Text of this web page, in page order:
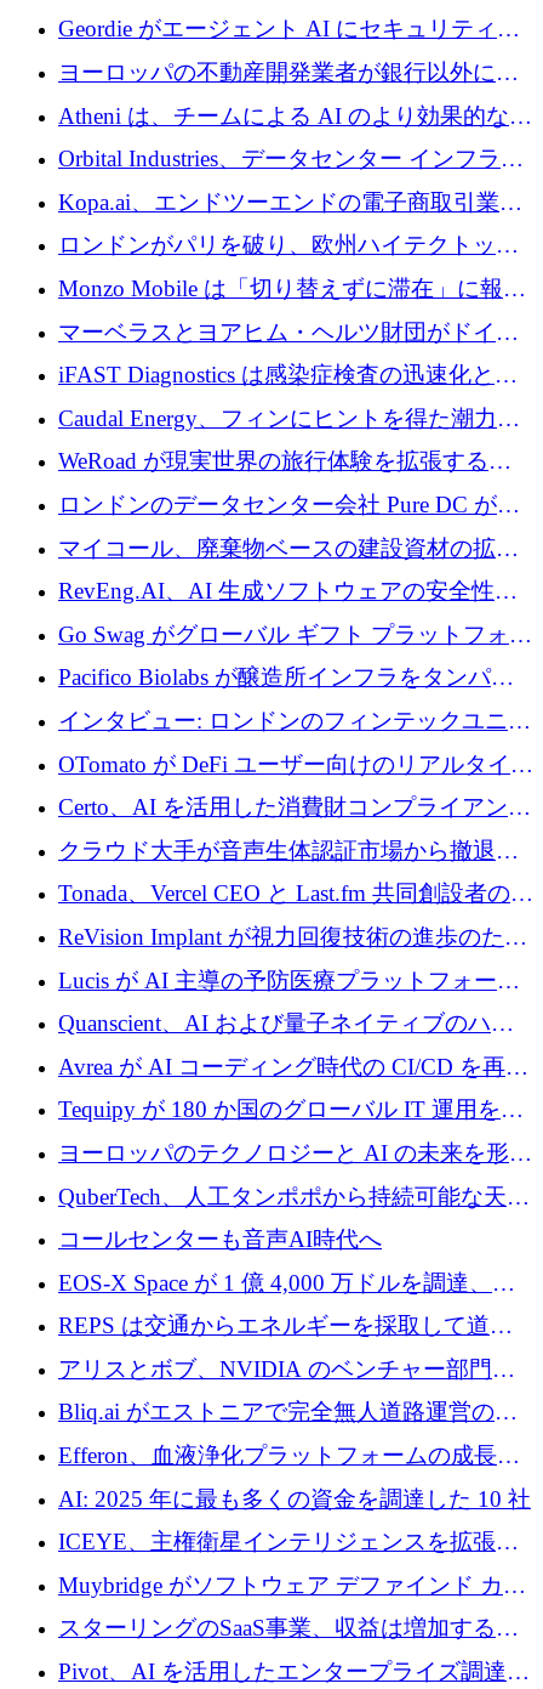
収、チェックアウト時にクレジットを提供
Geordie がエージェント AI にセキュリティと
ガバナンスをもたらすために 3,000 万ドルを
ヨーロッパの不動産開発業者が銀行以外にも
目を向けているため、InRentoの資金調達額は
1億ユーロを突破
Atheni は、チームによる AI のより効果的な使
用を支援するために 35 万ポンドを確保
Orbital Industries、データセンター インフラス
トラクチャ システムの拡張に 5,000 万ドルを
確保
Kopa.ai、エンドツーエンドの電子商取引業務
用の AI エージェントを構築するために 200
ロンドンがパリを破り、欧州ハイテクトップ
の座を奪還
Monzo Mobile は「切り替えずに滞在」に報酬
を与える
マーベラスとヨアヒム・ヘルツ財団がドイツ
の商業化ギャップを埋めるために2,000万ユー
ロのディープテック基金を立ち上げる
iFAST Diagnostics は感染症検査の迅速化と抗
菌薬耐性への取り組みに 500 万ポンドを寄付
Caudal Energy、フィンにヒントを得た潮力発
電技術の規模拡大に向けて 430 万ポンドを調
WeRoad が現実世界の旅行体験を拡張するた
めに 5,800 万ドルを獲得
ロンドンのデータセンター会社 Pure DC が欧
州と中東の拡張に 27 億ドルを確保
マイコール、廃棄物ベースの建設資材の拡大
に400万ポンドを投資
RevEng.AI、AI 生成ソフトウェアの安全性を
確保するために 1,500 万ドルを調達
Go Swag がグローバル ギフト プラットフォー
ムを拡大するために 500 万ドルを調達
Pacifico Biolabs が醸造所インフラをタンパク
質生産に転換するために 700 万ユーロを調達
インタビュー: ロンドンのフィンテックユニコ
ーン Tide の CEO、オリバー・プリル氏
OTomato が DeFi ユーザー向けのリアルタイム
インテリジェンス レイヤーを構築するために
Improbable から 200 万ドルを調達
Certo、AI を活用した消費財コンプライアンス
プラットフォームのために 400 万ドルを調達
クラウド大手が音声生体認証市場から撤退す
るなか、Voxmindが54万6,000ポンドのプレシ
ード資金を調達
Tonada、Vercel CEO と Last.fm 共同創設者の支
援を受けてステルス撤退
ReVision Implant が視力回復技術の進歩のため
に 400 万ユーロを確保
Lucis が AI 主導の予防医療プラットフォーム
を拡大するためにシリーズ A で 2,000 万ドル
を調達
Quanscient、AI および量子ネイティブのハー
ドウェア エンジニアリングを推進するために
1,000 万ユーロを調達
Avrea が AI コーディング時代の CI/CD を再発
明するために 470 万ドルをかけてステルスか
ら浮上
Tequipy が 180 か国のグローバル IT 運用を自
動化するために 300 万ユーロ以上を調達
ヨーロッパのテクノロジーと AI の未来を形作
る: イノベーション リーダーが Nexus
Luxembourg 2026 に集まる理由
QuberTech、人工タンポポから持続可能な天然
ゴムを開発するために 340 万ポンドを調達
コールセンターも音声AI時代へ
EOS-X Space が 1 億 4,000 万ドルを調達、
Mistral が Emmi AI を買収、Bliq がエストニア
での完全無人道路運営を承認
REPS は交通からエネルギーを採取して道路
を発電所に変えるために 2,360 万ドルを調達
アリスとボブ、NVIDIA のベンチャー部門か
らの投資でシリーズ B を拡大
Bliq.ai がエストニアで完全無人道路運営の承
認を獲得
Efferon、血液浄化プラットフォームの成長に
250万ユーロを確保
AI: 2025 年に最も多くの資金を調達した 10 社
ICEYE、主権衛星インテリジェンスを拡張す
るために 3 億ユーロの信用枠を確保
Muybridge がソフトウェア デファインド カメ
ラ テクノロジーを拡張するためにシリーズ A
スターリングのSaaS事業、収益は増加するも
グループ利益は減少
Pivot、AI を活用したエンタープライズ調達プ